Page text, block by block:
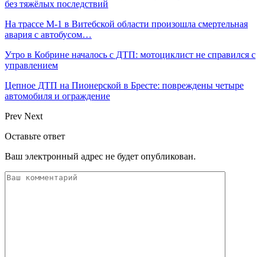
без тяжёлых последствий
На трассе М-1 в Витебской области произошла смертельная
авария с автобусом…
Утро в Кобрине началось с ДТП: мотоциклист не справился с
управлением
Цепное ДТП на Пионерской в Бресте: повреждены четыре
автомобиля и ограждение
Prev Next
Оставьте ответ
Ваш электронный адрес не будет опубликован.